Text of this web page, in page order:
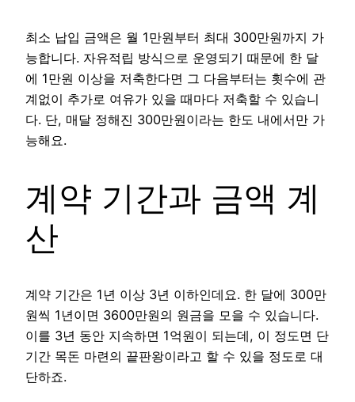
최소 납입 금액은 월 1만원부터 최대 300만원까지 가
능합니다. 자유적립 방식으로 운영되기 때문에 한 달
에 1만원 이상을 저축한다면 그 다음부터는 횟수에 관
계없이 추가로 여유가 있을 때마다 저축할 수 있습니
다. 단, 매달 정해진 300만원이라는 한도 내에서만 가
능해요.
계약 기간과 금액 계
산
계약 기간은 1년 이상 3년 이하인데요. 한 달에 300만
원씩 1년이면 3600만원의 원금을 모을 수 있습니다.
이를 3년 동안 지속하면 1억원이 되는데, 이 정도면 단
기간 목돈 마련의 끝판왕이라고 할 수 있을 정도로 대
단하죠.